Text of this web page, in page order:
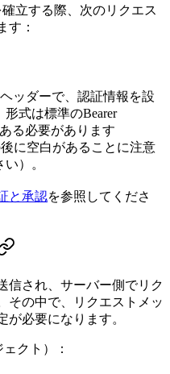
確立する際、次のリクエス
す：
ッダーで、認証情報を設
形式は標準のBearer
る必要があります
後に空白があることに注意
）。
と承認を参照してくださ
信され、サーバー側でリク
その中で、リクエストメッ
が必要になります。
クト）：